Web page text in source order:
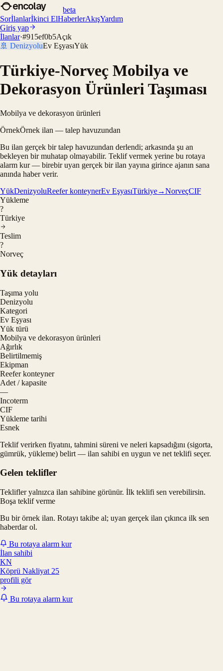
encolay
beta
Sorİlanlarİkinci ElHaberlerAkışYardım
Giriş yap
İlanlar·#915ef0b5Açık
🚢 DenizyoluEv EşyasıYük
Türkiye-Norveç Mobilya ve
Dekorasyon Ürünleri Taşıması
Mobilya ve dekorasyon ürünleri
ÖrnekÖrnek ilan — talep havuzundan
Bu ilan gerçek bir talep havuzundan derlendi; arkasında şu an
bekleyen bir muhatap olmayabilir. Teklif vermek yerine bu rotaya
alarm kur — birebir uyan gerçek bir ilan yayına girince ajanın sana
anında haber verir.
YükDenizyoluReefer konteynerEv EşyasıTürkiye→NorveçCIF
Yükleme
?
Türkiye
Teslim
?
Norveç
Yük detayları
Taşıma yolu
Denizyolu
Kategori
Ev Eşyası
Yük türü
Mobilya ve dekorasyon ürünleri
Ağırlık
Belirtilmemiş
Ekipman
Reefer konteyner
Adet / kapasite
—
Incoterm
CIF
Yükleme tarihi
Esnek
Teklif verirken fiyatını, tahmini süreni ve neleri kapsadığını (sigorta,
gümrük, yükleme) belirt — ilan sahibi en uygun ve net teklifi seçer.
Gelen teklifler
Teklifler yalnızca ilan sahibine görünür. İlk teklifi sen verebilirsin.
Boşa teklif verme
Bu bir örnek ilan. Rotayı takibe al; uyan gerçek ilan çıkınca ilk sen
haberdar ol.
Bu rotaya alarm kur
İlan sahibi
KN
Köprü Nakliyat 25
profili gör
Bu rotaya alarm kur